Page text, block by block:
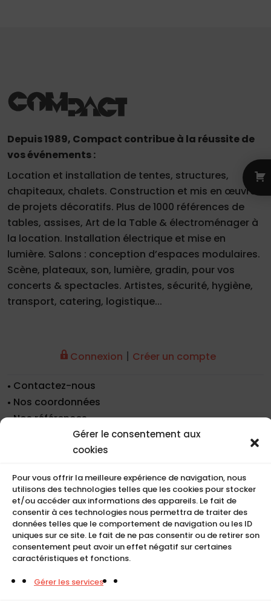
Gérer le consentement aux
cookies
Pour vous offrir la meilleure expérience de navigation, nous
utilisons des technologies telles que les cookies pour stocker
et/ou accéder aux informations des appareils. Le fait de
consentir à ces technologies nous permettra de traiter des
données telles que le comportement de navigation ou les ID
uniques sur ce site. Le fait de ne pas consentir ou de retirer son
consentement peut avoir un effet négatif sur certaines
caractéristiques et fonctions.
Gérer les services
Depuis 1989, Compact contribue à la réussite de
vos événements :
Location et installation de tentes, structures,
chapiteaux, chalets. Construction et mis en œuvre
de projets décoratifs. Plus de 1000 références de
tables, assises, Art de la Table & électroménager à
la location. Installation électrique et mise en
lumière. Salons : conception d’espaces modulaires.
Scène, plateaux, son, lumière, gradin, pour vos
concerts & spectacles. Artistes, sécurité, hygiène,
transport, catering, logistique...
Connexion | Créer un compte
Contactez-nous
Nos coordonnées
Nos références
Recrutement
Conditions de location
Mentions légales
Politique de cookies (UE)
COMPACT
95195 BP30523